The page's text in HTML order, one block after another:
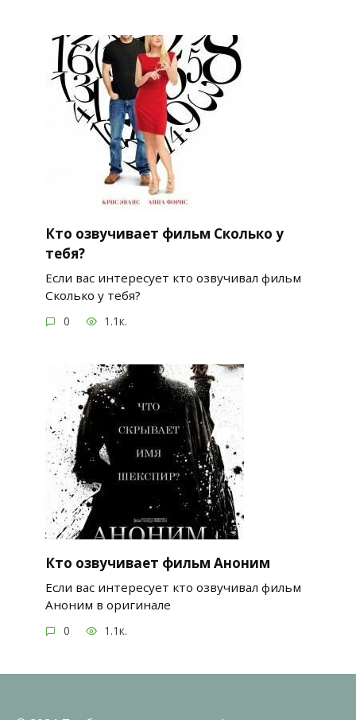
Кто озвучивает фильм Сколько у
тебя?
Если вас интересует кто озвучивал фильм
Сколько у тебя?
0 1.1к.
Кто озвучивает фильм Аноним
Если вас интересует кто озвучивал фильм
Аноним в оригинале
0 1.1к.